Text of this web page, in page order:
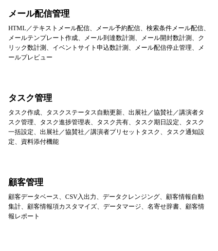
メール配信管理
HTML／テキストメール配信、メール予約配信、検索条件メール配信、
メールテンプレート作成、メール到達数計測、メール開封数計測、ク
リック数計測、イベントサイト申込数計測、メール配信停止管理、メ
ールプレビュー
タスク管理
タスク作成、タスクステータス自動更新、出展社／協賛社／講演者タ
スク管理、タスク進捗管理表、タスク共有、タスク期日設定、タスク
一括設定、出展社／協賛社／講演者プリセットタスク、タスク通知設
定、資料添付機能
顧客管理
顧客データベース、CSV入出力、データクレンジング、顧客情報自動
集計、顧客情報項カスタマイズ、データマージ、名寄せ辞書、顧客情
報レポート